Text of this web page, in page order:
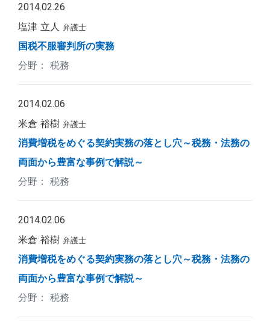
2014.02.26
塩津 立人 弁護士
国税不服審判所の実務
税務
2014.02.06
米倉 裕樹 弁護士
消費増税をめぐる契約実務の落とし穴～税務・法務の
両面から豊富な事例で解説～
税務
2014.02.06
米倉 裕樹 弁護士
消費増税をめぐる契約実務の落とし穴～税務・法務の
両面から豊富な事例で解説～
税務